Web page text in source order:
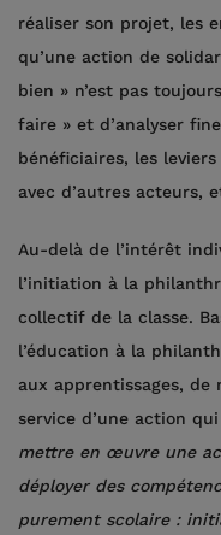
réaliser son projet, les
qu’une action de
bien » n’est pas
faire » et d’analyser
bénéficiaires, les
avec d’autres acteurs,
Au-delà de l’intérêt
l’initiation à la
collectif de la classe.
l’éducation à la
aux apprentissages,
service d’une action
mettre en œuvre une
déployer des
purement scolaire :